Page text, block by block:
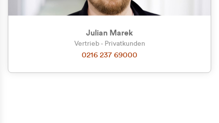
Julian Marek
Vertrieb - Privatkunden
0216 237 69000